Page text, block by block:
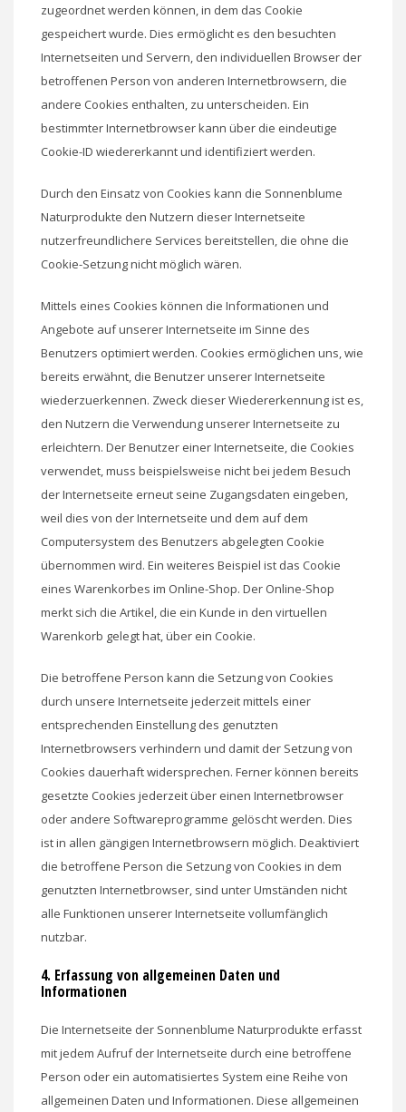
zugeordnet werden können, in dem das Cookie
gespeichert wurde. Dies ermöglicht es den besuchten
Internetseiten und Servern, den individuellen Browser der
betroffenen Person von anderen Internetbrowsern, die
andere Cookies enthalten, zu unterscheiden. Ein
bestimmter Internetbrowser kann über die eindeutige
Cookie-ID wiedererkannt und identifiziert werden.
Durch den Einsatz von Cookies kann die Sonnenblume
Naturprodukte den Nutzern dieser Internetseite
nutzerfreundlichere Services bereitstellen, die ohne die
Cookie-Setzung nicht möglich wären.
Mittels eines Cookies können die Informationen und
Angebote auf unserer Internetseite im Sinne des
Benutzers optimiert werden. Cookies ermöglichen uns, wie
bereits erwähnt, die Benutzer unserer Internetseite
wiederzuerkennen. Zweck dieser Wiedererkennung ist es,
den Nutzern die Verwendung unserer Internetseite zu
erleichtern. Der Benutzer einer Internetseite, die Cookies
verwendet, muss beispielsweise nicht bei jedem Besuch
der Internetseite erneut seine Zugangsdaten eingeben,
weil dies von der Internetseite und dem auf dem
Computersystem des Benutzers abgelegten Cookie
übernommen wird. Ein weiteres Beispiel ist das Cookie
eines Warenkorbes im Online-Shop. Der Online-Shop
merkt sich die Artikel, die ein Kunde in den virtuellen
Warenkorb gelegt hat, über ein Cookie.
Die betroffene Person kann die Setzung von Cookies
durch unsere Internetseite jederzeit mittels einer
entsprechenden Einstellung des genutzten
Internetbrowsers verhindern und damit der Setzung von
Cookies dauerhaft widersprechen. Ferner können bereits
gesetzte Cookies jederzeit über einen Internetbrowser
oder andere Softwareprogramme gelöscht werden. Dies
ist in allen gängigen Internetbrowsern möglich. Deaktiviert
die betroffene Person die Setzung von Cookies in dem
genutzten Internetbrowser, sind unter Umständen nicht
alle Funktionen unserer Internetseite vollumfänglich
nutzbar.
4. Erfassung von allgemeinen Daten und
Informationen
Die Internetseite der Sonnenblume Naturprodukte erfasst
mit jedem Aufruf der Internetseite durch eine betroffene
Person oder ein automatisiertes System eine Reihe von
allgemeinen Daten und Informationen. Diese allgemeinen